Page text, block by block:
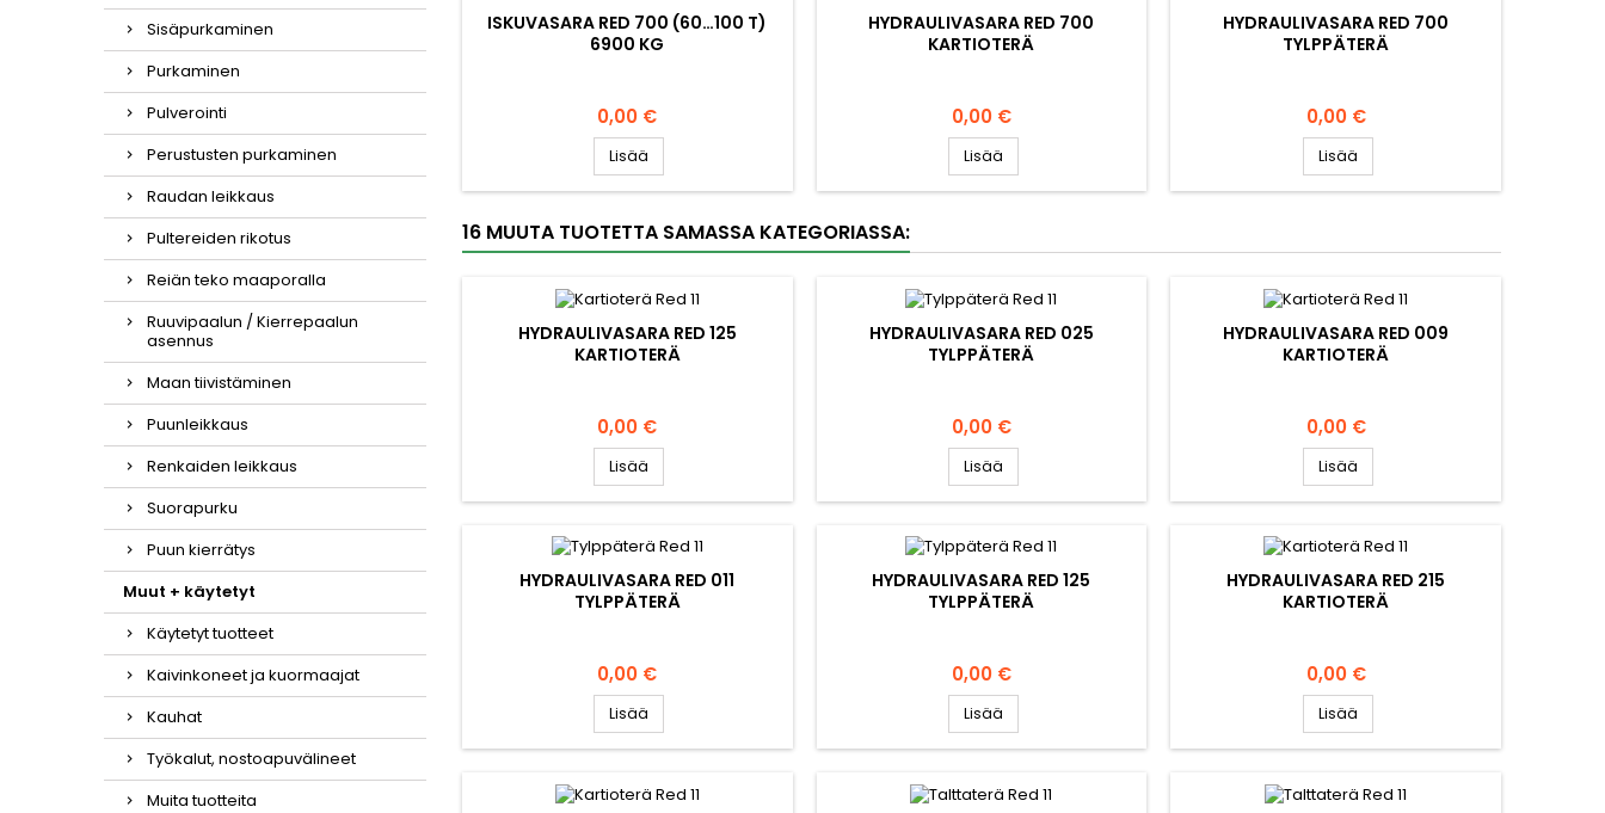
Sisäpurkaminen
Purkaminen
Pulverointi
Perustusten purkaminen
Raudan leikkaus
Pultereiden rikotus
Reiän teko maaporalla
Ruuvipaalun / Kierrepaalun
asennus
Maan tiivistäminen
Puunleikkaus
Renkaiden leikkaus
Suorapurku
Puun kierrätys
Muut + käytetyt
Käytetyt tuotteet
Kaivinkoneet ja kuormaajat
Kauhat
Työkalut, nostoapuvälineet
Muita tuotteita
ISKUVASARA RED 700 (60…100 T)
6900 KG
Hinta
0,00 €
Lisää
HYDRAULIVASARA RED 700
KARTIOTERÄ
Hinta
0,00 €
Lisää
HYDRAULIVASARA RED 700
TYLPPÄTERÄ
Hinta
0,00 €
Lisää
16 MUUTA TUOTETTA SAMASSA KATEGORIASSA:
HYDRAULIVASARA RED 125
KARTIOTERÄ
Hinta
0,00 €
Lisää
HYDRAULIVASARA RED 025
TYLPPÄTERÄ
Hinta
0,00 €
Lisää
HYDRAULIVASARA RED 009
KARTIOTERÄ
Hinta
0,00 €
Lisää
HYDRAULIVASARA RED 011
TYLPPÄTERÄ
Hinta
0,00 €
Lisää
HYDRAULIVASARA RED 125
TYLPPÄTERÄ
Hinta
0,00 €
Lisää
HYDRAULIVASARA RED 215
KARTIOTERÄ
Hinta
0,00 €
Lisää